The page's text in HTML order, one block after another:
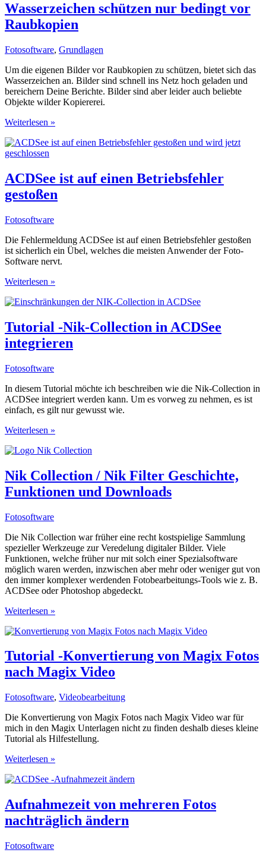
Wasserzeichen schützen nur bedingt vor
Raubkopien
Fotosoftware, Grundlagen
Um die eigenen Bilder vor Raubkopien zu schützen, bietet sich das
Wasserzeichen an. Bilder sind schnell ins Netz hoch geladen und
bereichern Deine Berichte. Bilder sind aber leider auch beliebte
Objekte wilder Kopiererei.
Wasserzeichen
nur
bedingt
Raubkopien
Weiterlesen »
ACDSee ist auf einen Betriebsfehler
gestoßen
Fotosoftware
Die Fehlermeldung ACDSee ist auf einen Betriebsfehler gestoßen
ist sicherlich ein Übel, welches die meisten Anwender der Foto-
Software nervt.
ACDSee
auf
Betriebsfehler
gestoßen
Weiterlesen »
Tutorial -Nik-Collection in ACDSee
integrieren
Fotosoftware
In diesem Tutorial möchte ich beschreiben wie die Nik-Collection in
ACDSee integriert werden kann. Um es vorweg zu nehmen, es ist
einfach, es gilt nur gewusst wie.
Tutorial
Nik-
in
ACDSee
integrieren
Weiterlesen »
Nik Collection / Nik Filter Geschichte,
Funktionen und Downloads
Fotosoftware
Die Nik Collection war früher eine recht kostspielige Sammlung
spezieller Werkzeuge zur Veredelung digitaler Bilder. Viele
Funktionen, welche früher nur mit solch einer Spezialsoftware
möglich waren werden, inzwischen aber mehr oder weniger gut von
den immer komplexer werdenden Fotobearbeitungs-Tools wie z. B.
ACDSee oder Photoshop abgedeckt.
Nik
/
Filter
Geschichte,
Funktionen
Downloads
Weiterlesen »
Tutorial -Konvertierung von Magix Fotos
nach Magix Video
Fotosoftware, Videobearbeitung
Die Konvertierung von Magix Fotos nach Magix Video war für
mich in den Magix Unterlagen nicht zu finden deshalb dieses kleine
Tutorial als Hilfestellung.
Tutorial
Konvertierung
Magix
Fotos
nach
Video
Weiterlesen »
Aufnahmezeit von mehreren Fotos
nachträglich ändern
Fotosoftware